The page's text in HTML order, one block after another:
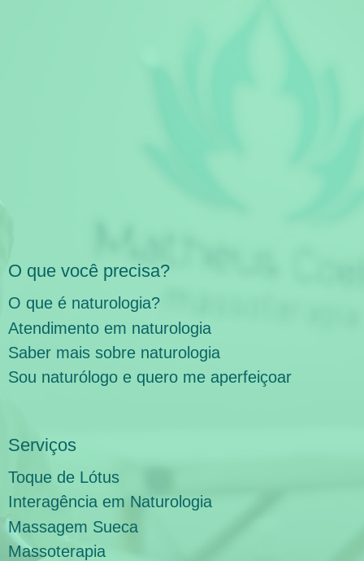
O que você precisa?
O que é naturologia?
Atendimento em naturologia
Saber mais sobre naturologia
Sou naturólogo e quero me aperfeiçoar
Serviços
Toque de Lótus
Interagência em Naturologia
Massagem Sueca
Massoterapia